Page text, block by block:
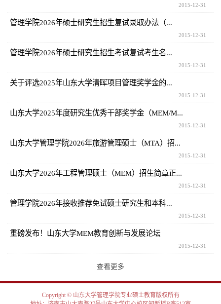
2015-12-31
管理学院2026年硕士研究生招生复试录取办法（...
2015-12-31
管理学院2026年硕士研究生招生考试复试考生名...
2015-12-31
关于评选2025年山东大学清晖项目管理奖学金的...
2015-12-31
山东大学2025年度研究生优秀干部奖学金（MEM/M...
2015-12-31
山东大学管理学院2026年旅游管理硕士（MTA）招...
2015-12-31
山东大学2026年工程管理硕士（MEM）招生简章正...
2015-12-31
管理学院2026年接收推荐免试硕士研究生和本科...
2015-12-31
重磅发布！山东大学MEM教育创新与发展论坛
2015-12-31
查看更多
Copyright © 山东大学管理学院专业硕士教育版权所有